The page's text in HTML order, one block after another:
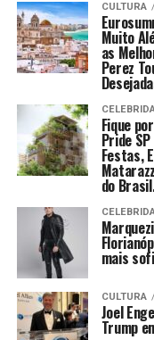
CULTURA
Muito
as
Perez
Fique
Pride
Festas,
do
mais
CULTURA
Joel
Trump